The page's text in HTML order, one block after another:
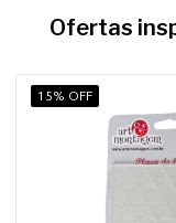
Ofertas
15% OFF